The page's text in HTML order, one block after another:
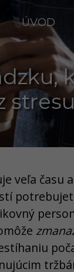
ÚVOD
veľa času